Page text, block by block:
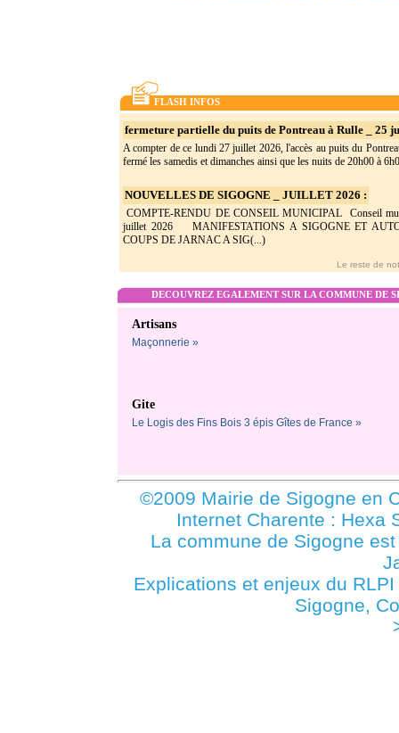
FLASH INFOS
fermeture partielle du puits de Pontreau à Rulle _ 25
A compter de ce lundi 27 juillet 2026, l'accès au puits du
fermé les samedis et dimanches ainsi que les nuits de 20h00 à
NOUVELLES DE SIGOGNE _ JUILLET 2026 :
COMPTE-RENDU DE CONSEIL MUNICIPAL Conseil
juillet 2026 MANIFESTATIONS A SIGOGNE ET
COUPS DE JARNAC A SIG(...)
Le reste de
DECOUVREZ EGALEMENT SUR LA COMMUNE DE
Artisans
Maçonnerie »
Gite
Le Logis des Fins Bois 3 épis Gîtes de France »
©2009 Mairie de Sigogne en
Internet Charente : Hexa
La commune de Sigogne
Explications et enjeux du
Sigogne,